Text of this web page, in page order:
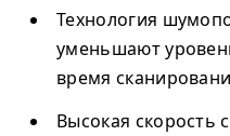
Технология
уменьшают
время
Высокая скорость